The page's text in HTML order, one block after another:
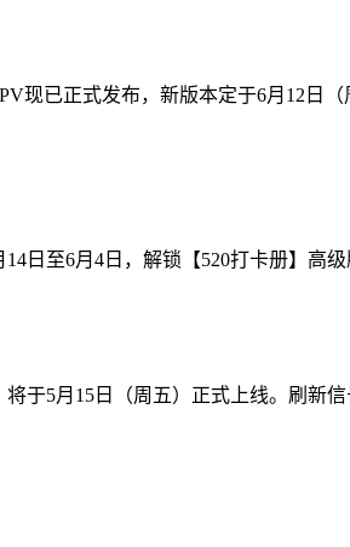
现已正式发布，新版本定于6月12
日至6月4日，解锁【520打卡册】
于5月15日（周五）正式上线。刷